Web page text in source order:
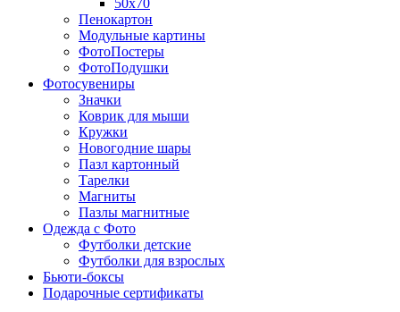
Пенокартон
Модульные картины
ФотоПостеры
ФотоПодушки
Фотоcувениры
Значки
Коврик для мыши
Кружки
Новогодние шары
Пазл картонный
Тарелки
Магниты
Пазлы магнитные
Одежда с Фото
Футболки детские
Футболки для взрослых
Бьюти-боксы
Подарочные сертификаты